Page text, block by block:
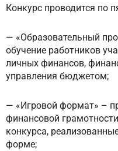
Конкурс проводится по
— «Образовательный
обучение работников
личных финансов,
управления бюджетом;
— «Игровой формат» –
финансовой
конкурса,
форме;